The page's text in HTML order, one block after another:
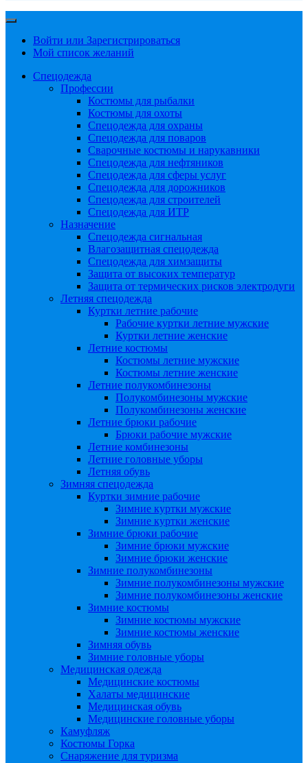
Войти или Зарегистрироваться
Мой список желаний
Спецодежда
Профессии
Костюмы для рыбалки
Костюмы для охоты
Спецодежда для охраны
Спецодежда для поваров
Сварочные костюмы и нарукавники
Спецодежда для нефтяников
Спецодежда для сферы услуг
Спецодежда для дорожников
Спецодежда для строителей
Спецодежда для ИТР
Назначение
Спецодежда сигнальная
Влагозащитная спецодежда
Спецодежда для химзащиты
Защита от высоких температур
Защита от термических рисков электродуги
Летняя спецодежда
Куртки летние рабочие
Рабочие куртки летние мужские
Куртки летние женские
Летние костюмы
Костюмы летние мужские
Костюмы летние женские
Летние полукомбинезоны
Полукомбинезоны мужские
Полукомбинезоны женские
Летние брюки рабочие
Брюки рабочие мужские
Летние комбинезоны
Летние головные уборы
Летняя обувь
Зимняя спецодежда
Куртки зимние рабочие
Зимние куртки мужские
Зимние куртки женские
Зимние брюки рабочие
Зимние брюки мужские
Зимние брюки женские
Зимние полукомбинезоны
Зимние полукомбинезоны мужские
Зимние полукомбинезоны женские
Зимние костюмы
Зимние костюмы мужские
Зимние костюмы женские
Зимняя обувь
Зимние головные уборы
Медицинская одежда
Медицинские костюмы
Халаты медицинские
Медицинская обувь
Медицинские головные уборы
Камуфляж
Костюмы Горка
Снаряжение для туризма